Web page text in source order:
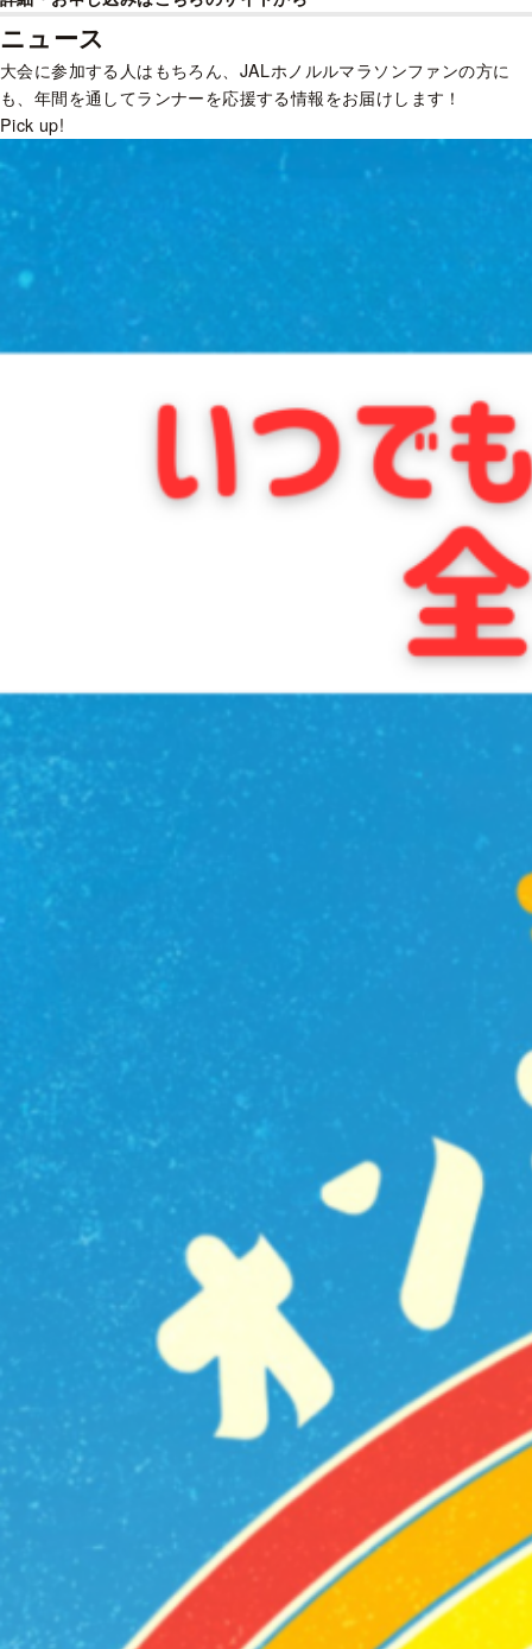
ニュース
大会に参加する人はもちろん、JALホノルルマラソンファンの方に
も、年間を通してランナーを応援する情報をお届けします！
Pick up!